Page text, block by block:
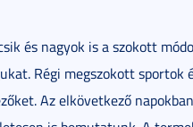
és nagyok is a szokott
Régi megszokott sportok
Az elkövetkező